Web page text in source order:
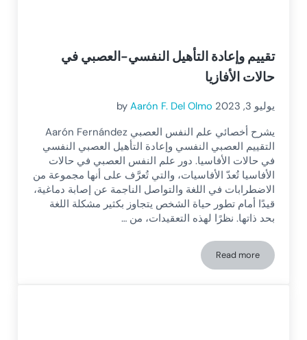
تقييم وإعادة التأهيل النفسي-العصبي في
حالات الأفازيا
يوليو 3, 2023 by Aarón F. Del Olmo
يشرح أخصائي علم النفس العصبي Aarón Fernández
التقييم العصبي النفسي وإعادة التأهيل العصبي النفسي
في حالات الأفاسيا. دور علم النفس العصبي في حالات
الأفاسيا تُعدّ الأفاسيات، والتي تُعرَّف على أنها مجموعة من
الاضطرابات في اللغة والتواصل الناجمة عن إصابة دماغية،
قيدًا أمام تطور حياة الشخص يتجاوز بكثير مشكلة اللغة
بحد ذاتها. نظرًا لهذه التعقيدات، من …
Read moreتقييم وإعادة التأهيل النفسي-العصبي في حالات الأفازيا